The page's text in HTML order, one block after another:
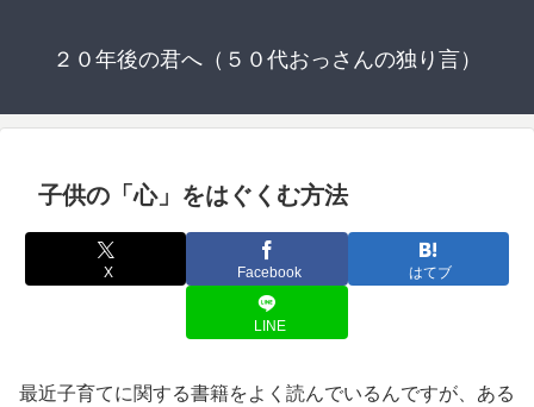
２０年後の君へ（５０代おっさんの独り言）
子供の「心」をはぐくむ方法
X Facebook はてブ
LINE
最近子育てに関する書籍をよく読んでいるんですが、ある